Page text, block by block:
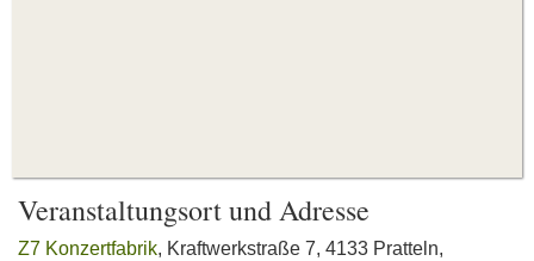
Veranstaltungsort und Adresse
Z7 Konzertfabrik, Kraftwerkstraße 7, 4133 Pratteln,